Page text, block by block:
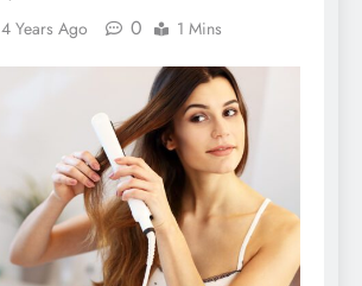
4 Years Ago 0 1 Mins